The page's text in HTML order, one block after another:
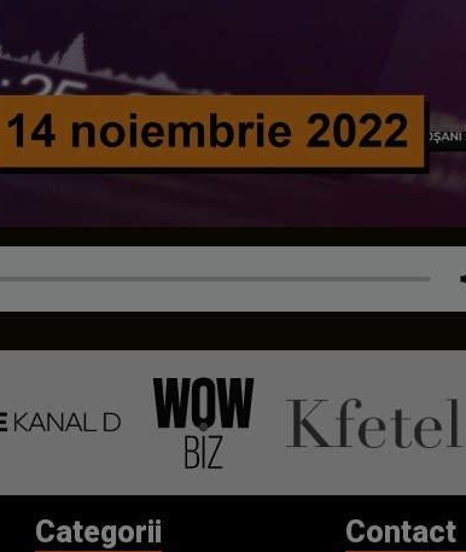
Categorii Contact